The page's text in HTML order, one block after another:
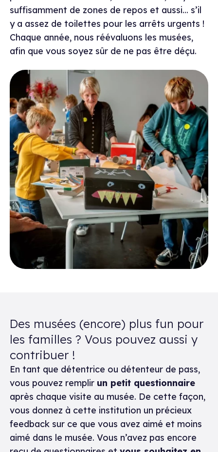
suffisamment de zones de repos et aussi... s’il
y a assez de toilettes pour les arrêts urgents !
Chaque année, nous réévaluons les musées,
afin que vous soyez sûr de ne pas être déçu.
Des musées (encore) plus fun pour
les familles ? Vous pouvez aussi y
contribuer !
En tant que détentrice ou détenteur de pass,
vous pouvez remplir un petit questionnaire
après chaque visite au musée. De cette façon,
vous donnez à cette institution un précieux
feedback sur ce que vous avez aimé et moins
aimé dans le musée. Vous n’avez pas encore